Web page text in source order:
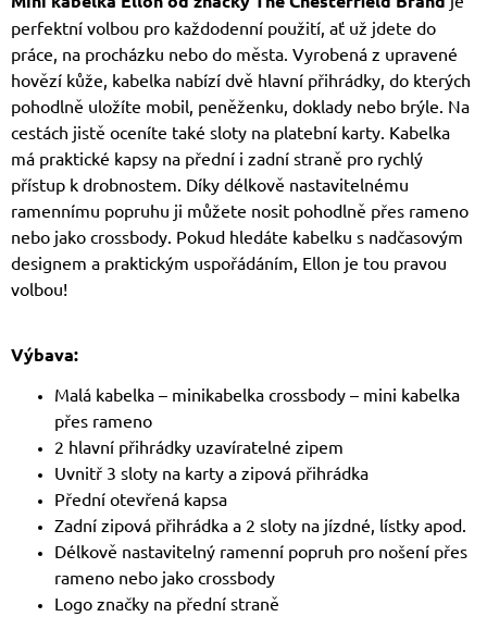
perfektní volbou pro každodenní použití, ať už jdete do
práce, na procházku nebo do města. Vyrobená z upravené
hovězí kůže, kabelka nabízí dvě hlavní přihrádky, do kterých
pohodlně uložíte mobil, peněženku, doklady nebo brýle. Na
cestách jistě oceníte také sloty na platební karty. Kabelka
má praktické kapsy na přední i zadní straně pro rychlý
přístup k drobnostem. Díky délkově nastavitelnému
ramennímu popruhu ji můžete nosit pohodlně přes rameno
nebo jako crossbody. Pokud hledáte kabelku s nadčasovým
designem a praktickým uspořádáním, Ellon je tou pravou
volbou!
Výbava:
Malá kabelka – minikabelka crossbody – mini kabelka
přes rameno
2 hlavní přihrádky uzavíratelné zipem
Uvnitř 3 sloty na karty a zipová přihrádka
Přední otevřená kapsa
Zadní zipová přihrádka a 2 sloty na jízdné, lístky apod.
Délkově nastavitelný ramenní popruh pro nošení přes
rameno nebo jako crossbody
Logo značky na přední straně